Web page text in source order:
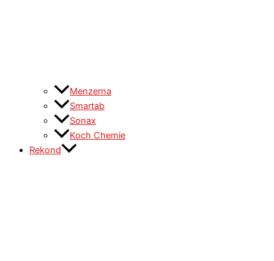
Menzerna
Smartab
Sonax
Koch Chemie
Rekond